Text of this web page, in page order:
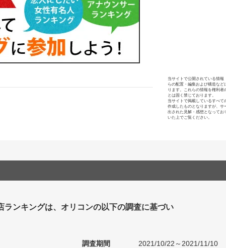
当サイトで公開されている情
らの配置・編集および構造など
ります。これらの情報を権利者
とは固く禁じております。
当サイトで掲載しているすべて
作成したものとなりますが、サ
出された見解・感想となってお
いた上でご覧ください。
ランキングは、オリコンの以下の調査に基づい
調査期間
2021/10/22～2021/11/10